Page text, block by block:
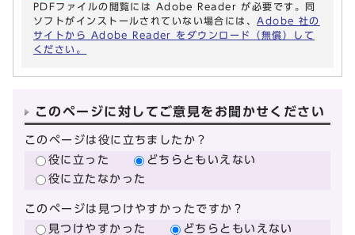
PDFファイルの閲覧には Adobe Reader が必要です。同
ソフトがインストールされていない場合には、 Adobe 社の
サイトから Adobe Reader をダウンロード（無償）して
ください。
このページに対してご意見をお聞かせください
このページは役に立ちましたか？
役に立った
どちらともいえない
役に立たなかった
このページは見つけやすかったですか？
見つけやすかった
どちらともいえない